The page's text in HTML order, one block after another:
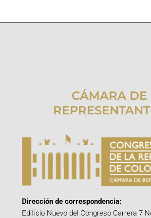
CÁMARA DE
Dirección de correspondencia:
Edificio Nuevo del Congreso Carrera 7